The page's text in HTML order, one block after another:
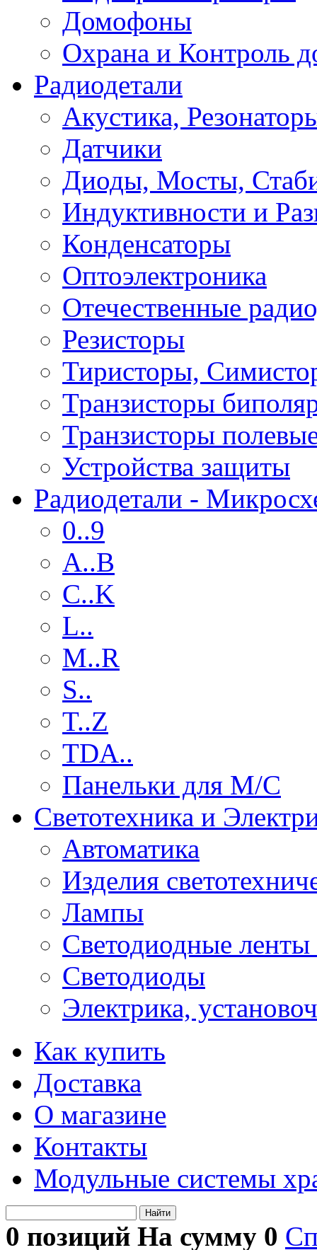
Домофоны
Охрана и Контроль
Радиодетали
Акустика,
Датчики
Диоды, Мосты,
Индуктивности и
Конденсаторы
Оптоэлектроника
Отечественные
Резисторы
Тиристоры,
Транзисторы
Транзисторы
Устройства защиты
Радиодетали -
0..9
A..B
C..K
L..
M..R
S..
T..Z
TDA..
Панельки для М/С
Светотехника и
Автоматика
Изделия
Лампы
Светодиодные
Светодиоды
Электрика,
Как купить
Доставка
О магазине
Контакты
Модульные системы
Найти
0 позиций На сумму 0